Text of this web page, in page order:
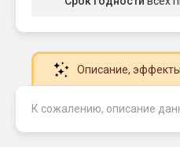
Описание, эффекты
К сожалению, описание